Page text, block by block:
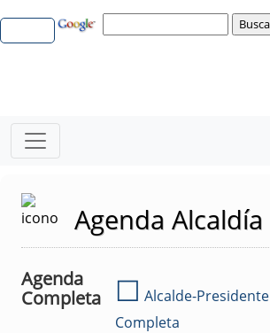
Agenda Alcaldía
Agenda
Completa
☐ Alcalde-Presidente
Completa